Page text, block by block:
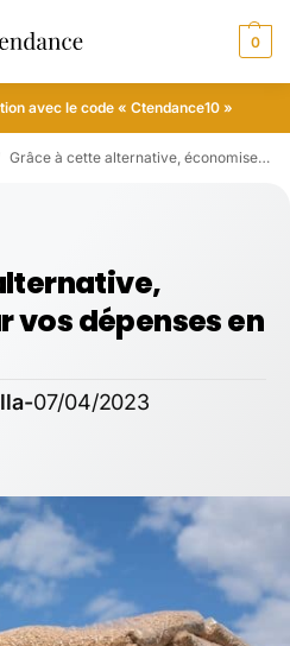
0
avec le code « Ctendance10 »
Grâce à cette alternative, économisez sur vos dépenses en pellets !
vos dépenses en
07/04/2023